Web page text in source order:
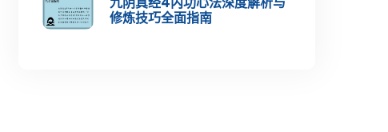
九阴真经4内功心法深度解析与
修炼技巧全面指南